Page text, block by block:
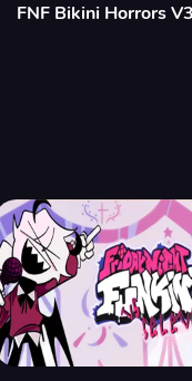
FNF Bikini Horrors V3